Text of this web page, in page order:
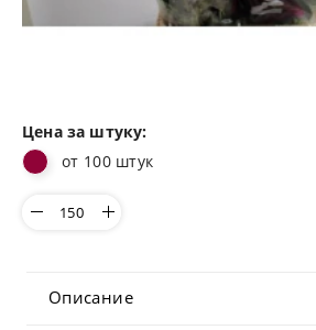
Цена за штуку:
от 100 штук
Описание